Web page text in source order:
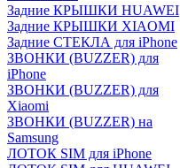
Задние КРЫШКИ HUAWEI
Задние КРЫШКИ XIAOMI
Задние СТЕКЛА для iPhone
ЗВОНКИ (BUZZER) для
iPhone
ЗВОНКИ (BUZZER) для
Xiaomi
ЗВОНКИ (BUZZER) на
Samsung
ЛОТОК SIM для iPhone